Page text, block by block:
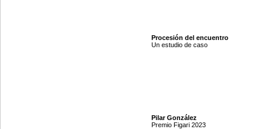
Procesión del encuentro
Un estudio de caso
Pilar González
Premio Figari 2023